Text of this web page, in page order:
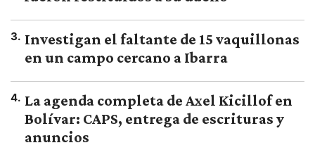
3. Investigan el faltante de 15 vaquillonas
en un campo cercano a Ibarra
4. La agenda completa de Axel Kicillof en
Bolívar: CAPS, entrega de escrituras y
anuncios